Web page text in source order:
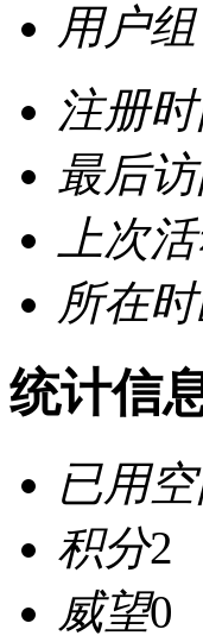
用户组
注册
最后
上次
所在
统计信
已用
积分2
威望0